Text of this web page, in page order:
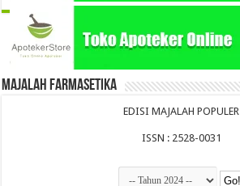
Majalah Farmasetika
EDISI MAJALAH POPULER
ISSN : 2528-0031